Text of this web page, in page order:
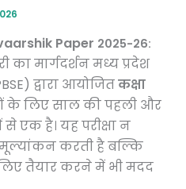
Paper 2025-26:
का मार्गदर्शन मध्य प्रदेश
द्वारा आयोजितकक्षा
के लिए साल की पहली और
एक है। यह परीक्षा न
मूल्यांकन करती है बल्कि
लिए तैयार करने में भी मदद